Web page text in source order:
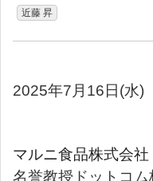
近藤 昇
2025年7月16日(水)
マルニ食品株式会
名誉教授ドットコ